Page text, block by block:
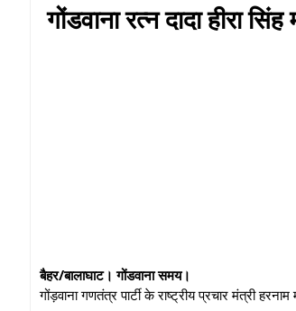
गोंडवाना रत्न दादा हीरा
बैहर/बालाघाट। गोंडवाना समय।
गोंड़वाना गणतंत्र पार्टी के राष्ट्रीय प्रचार मंत्री